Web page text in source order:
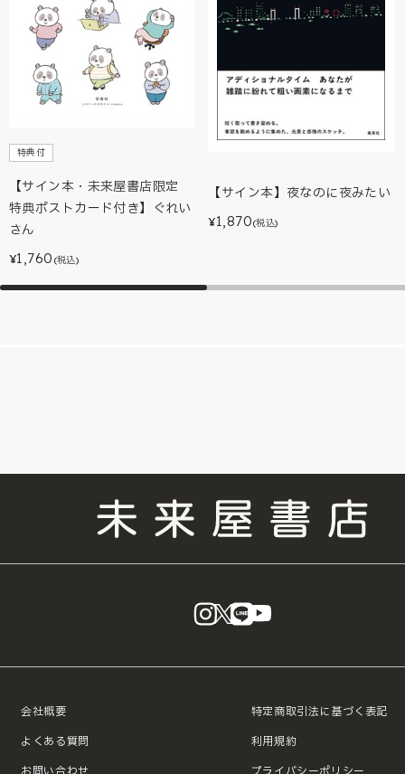
特典付
【サイン本・未来屋書店限定
特典ポストカード付き】ぐれい
さん
¥1,760 (税込)
【サイン本】夜なのに夜みたい
¥1,870(税込)
instagram
X LINE
会社概要
よくある質問
お問い合わせ
特定商取引法に基づく表記
利用規約
プライバシーポリシー